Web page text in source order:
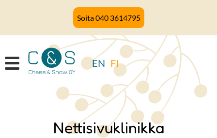
Soita 040 3614795
EN FI
Nettisivuklinikka